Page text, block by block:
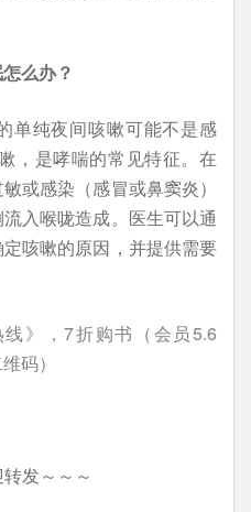
么办？
单纯夜间咳嗽可能不是感
，是哮喘的常见特征。在
或感染（感冒或鼻窦炎）
入喉咙造成。医生可以通
咳嗽的原因，并提供需要
线》，7折购书（会员5.6
码）
发～～～